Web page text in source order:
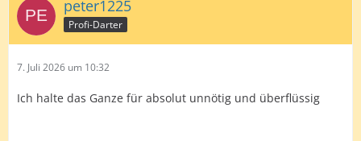
peter1225
Profi-Darter
7. Juli 2026 um 10:32
Ich halte das Ganze für absolut unnötig und überflüssig